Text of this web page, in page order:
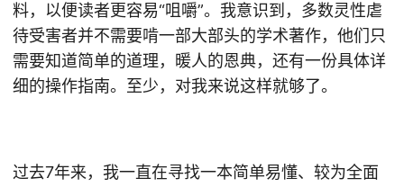
料，以便读者更容易“咀嚼”。我意识到，多数灵性虐
待受害者并不需要啃一部大部头的学术著作，他们只
需要知道简单的道理，暖人的恩典，还有一份具体详
细的操作指南。至少，对我来说这样就够了。
过去7年来，我一直在寻找一本简单易懂、较为全面